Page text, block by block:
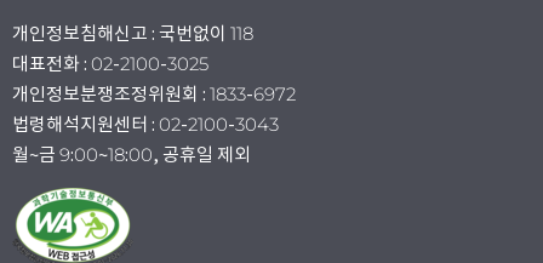
개인정보침해신고 : 국번없이 118
대표전화 : 02-2100-3025
개인정보분쟁조정위원회 : 1833-6972
법령해석지원센터 : 02-2100-3043
월~금 9:00~18:00, 공휴일 제외